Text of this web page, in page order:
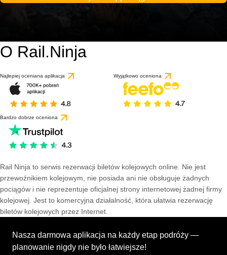
O Rail.Ninja
Najlepiej oceniana aplikacja Wyjątkowo oceniona
Bardzo dobrze oceniona
Rail Ninja to serwis rezerwacji biletów kolejowych online. Nie jest
przewoźnikiem kolejowym, nie posiada ani nie obsługuje żadnych
pociągów i nie reprezentuje oficjalnej strony internetowej żadnej firmy
kolejowej. Jest to komercyjna działalność, która ułatwia rezerwację
biletów kolejowych przez Internet.
Nasza darmowa aplikacja na każdy etap podróży —
planowanie nigdy nie było łatwiejsze!